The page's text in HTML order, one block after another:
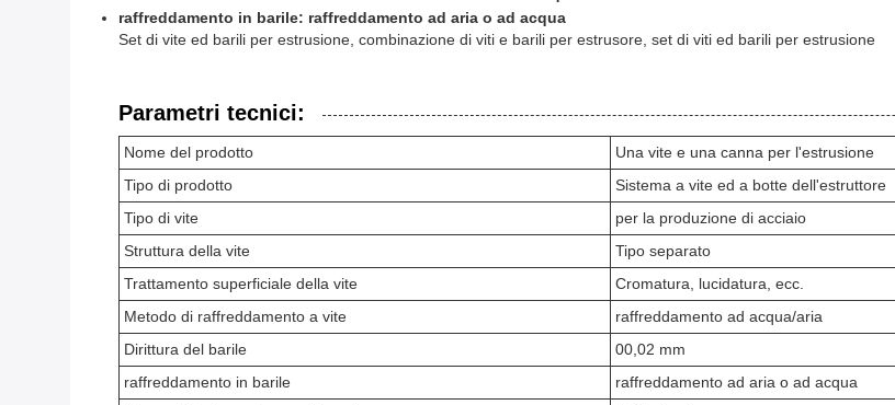
raffreddamento in barile: raffreddamento ad aria o ad acqua
Set di vite ed barili per estrusione, combinazione di viti e barili per estrusore, set di viti ed barili per estrusione
Parametri tecnici:
Nome del prodotto
Una vite e una canna per l'estrusione
Tipo di prodotto
Sistema a vite ed a botte dell'estruttore
Tipo di vite
per la produzione di acciaio
Struttura della vite
Tipo separato
Trattamento superficiale della vite
Cromatura, lucidatura, ecc.
Metodo di raffreddamento a vite
raffreddamento ad acqua/aria
Dirittura del barile
00,02 mm
raffreddamento in barile
raffreddamento ad aria o ad acqua